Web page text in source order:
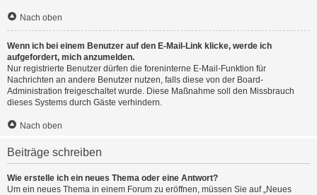
Nach oben
Wenn ich bei einem Benutzer auf den E-Mail-Link klicke, werde ich
aufgefordert, mich anzumelden.
Nur registrierte Benutzer dürfen die foreninterne E-Mail-Funktion für
Nachrichten an andere Benutzer nutzen, falls diese von der Board-
Administration freigeschaltet wurde. Diese Maßnahme soll den Missbrauch
dieses Systems durch Gäste verhindern.
Nach oben
Beiträge schreiben
Wie erstelle ich ein neues Thema oder eine Antwort?
Um ein neues Thema in einem Forum zu eröffnen, müssen Sie auf „Neues